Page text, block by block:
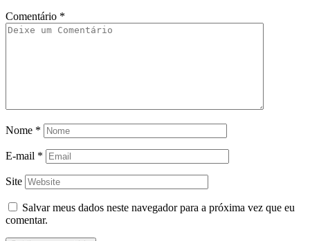
Comentário *
Nome *
E-mail *
Site
Salvar meus dados neste navegador para a próxima vez que eu
comentar.